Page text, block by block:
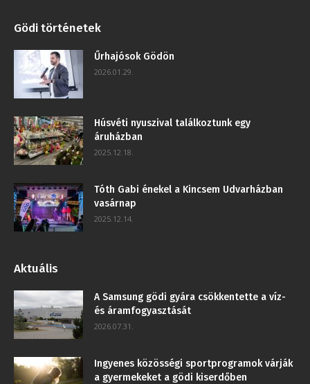
Gödi történetek
Űrhajósok Gödön
2026.01.29.
Húsvéti nyuszival találkoztunk egy
áruházban
2025.12.18.
Tóth Gabi énekel a Kincsem Udvarházban
vasárnap
2025.12.14.
Aktuális
A Samsung gödi gyára csökkentette a víz-
és áramfogyasztását
2026.07.31.
Ingyenes közösségi sportprogramok várják
a gyermekeket a gödi kiserdőben